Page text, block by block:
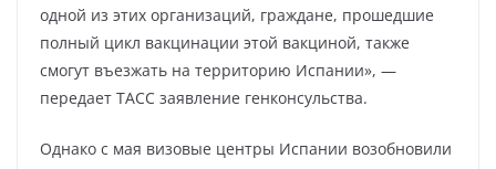
одной из этих организаций, граждане, прошедшие
полный цикл вакцинации этой вакциной, также
смогут въезжать на территорию Испании», —
передает ТАСС заявление генконсульства.
Однако с мая визовые центры Испании возобновили